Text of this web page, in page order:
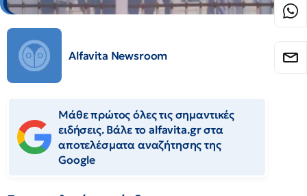
Alfavita Newsroom
Μάθε πρώτος όλες τις σημαντικές
ειδήσεις. Βάλε το alfavita.gr στα
αποτελέσματα αναζήτησης της
Google